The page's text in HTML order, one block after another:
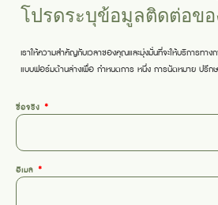
โปรดระบุข้อมูลติดต่อข
เราให้ความสำคัญกับเวลาของคุณและมุ่งมั่นที่จะให้บริการท
แบบฟอร์มด้านล่างเพื่อ กำหนดการ หนึ่ง การนัดหมาย ปรึก
ชื่อจริง
อีเมล